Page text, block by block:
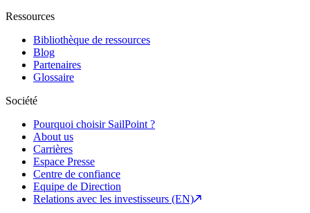
Ressources
Bibliothèque de ressources
Blog
Partenaires
Glossaire
Société
Pourquoi choisir SailPoint ?
About us
Carrières
Espace Presse
Centre de confiance
Equipe de Direction
Relations avec les investisseurs (EN)